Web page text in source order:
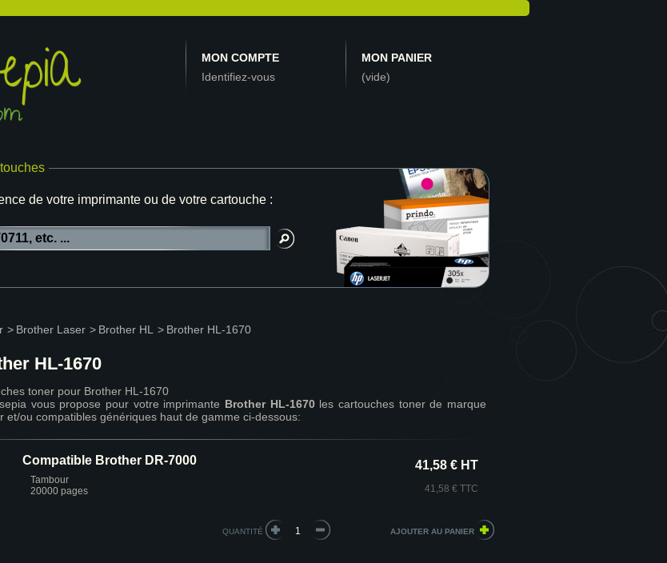
MON COMPTE
Identifiez-vous
MON PANIER
(vide)
de votre imprimante ou de votre cartouche :
> Brother Laser > Brother HL > Brother HL-1670
HL-1670
toner pour Brother HL-1670
vous propose pour votre imprimante Brother HL-1670les cartouches toner de marque
et/ou compatibles génériques haut de gamme ci-dessous:
Compatible Brother DR-7000
Tambour
20000 pages
41,58 € HT
41,58 € TTC
QUANTITÉ